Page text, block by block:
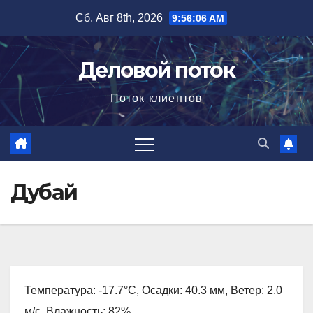
содержимому
Сб. Авг 8th, 2026 9:56:08 AM
Деловой поток
Поток клиентов
Дубай
Температура: -17.7°C, Осадки: 40.3 мм, Ветер: 2.0